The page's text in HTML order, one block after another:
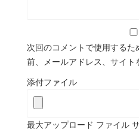
次回のコメントで使用するた
前、メールアドレス、サイト
添付ファイル
最大アップロード ファイル